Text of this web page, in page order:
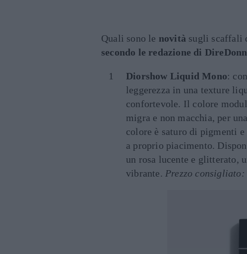
Quali sono le novità sugli scaffali
secondo le redazione di
Diorshow Liquid Mono:
leggerezza in una texture
confortevole. Il colore
migra e non macchia, per
colore è saturo di pigmenti
a proprio piacimento.
un rosa lucente e glitterato,
vibrante. Prezzo consigliato: